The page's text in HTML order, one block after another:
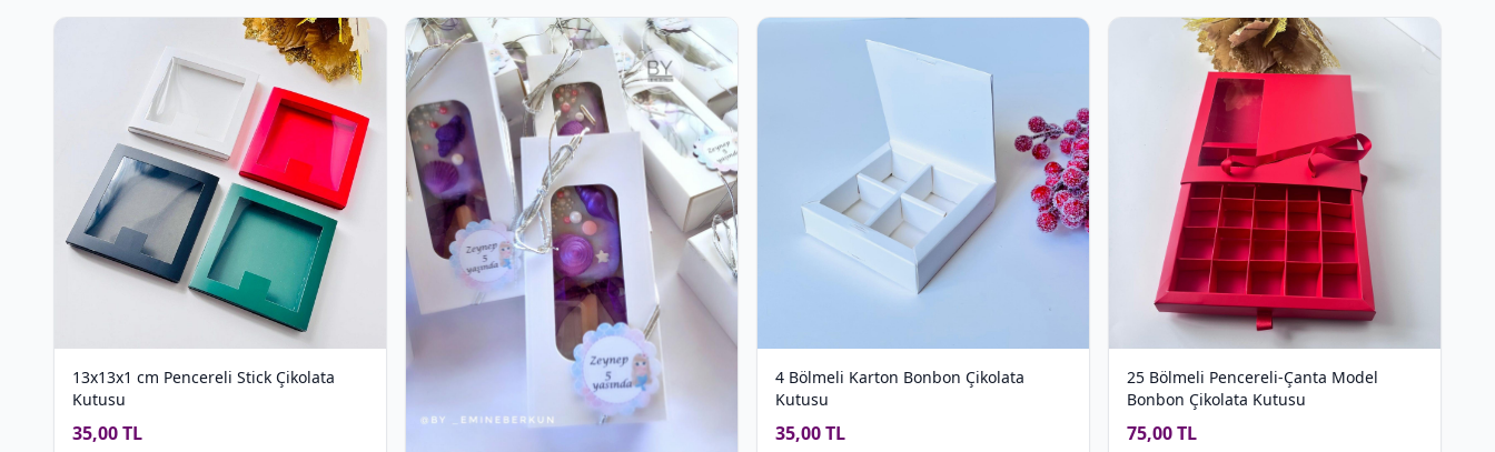
13x13x1 cm Pencereli Stick Çikolata
Kutusu
35,00 TL
4 Bölmeli Karton Bonbon Çikolata
Kutusu
35,00 TL
25 Bölmeli Pencereli-Çanta Model
Bonbon Çikolata Kutusu
75,00 TL